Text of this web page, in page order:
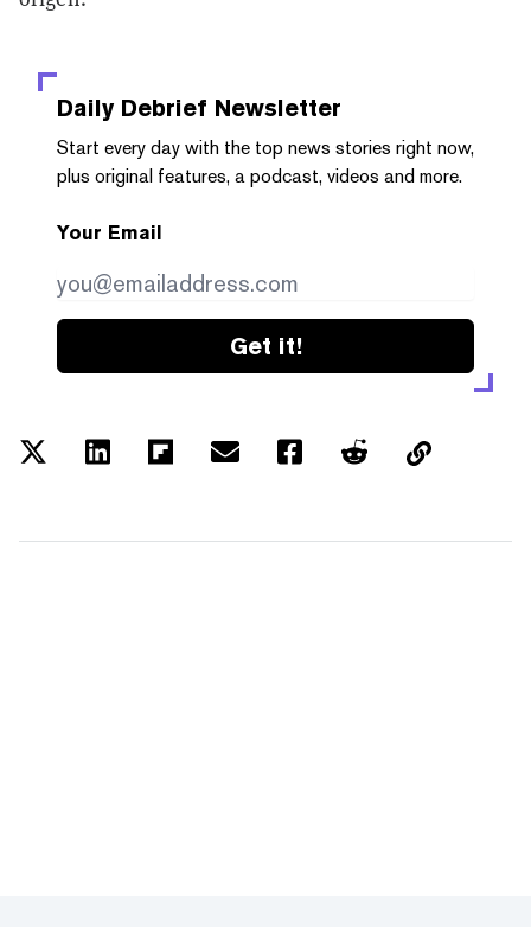
Daily Debrief Newsletter
Start every day with the top news stories right now,
plus original features, a podcast, videos and more.
Your Email
Get it!